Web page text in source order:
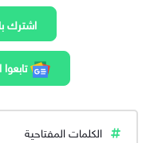
اشترك
تابعوا اكسفار عبر google News
الكلمات المفتاحية